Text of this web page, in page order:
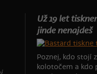
Už 19 let
jinde nenajdeš
Poznej, kdo stojí
kolotočem a kdo